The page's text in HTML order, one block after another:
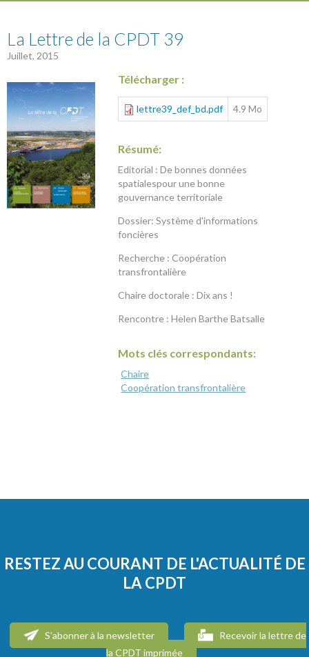
La Lettre de la CPDT 39
Juillet, 2015
Télécharger :
lettre39_def_bd.pdf 4.9 Mo
Résumé:
Editorial : De bonnes données
spatialespour une bonne
gouvernance territoriale
Dossier: Système d'informations
foncières
Recherche : Coopération
transfrontalière
Chaire doctorale : Dix ans !
Rencontre : Helen Barthe Batsalle
Mots clés correspondants:
Chaire
Coopération transfrontalière
RESTEZ AU COURANT DE L'ACTUALITÉ DE
LA CPDT
S'abonner à la newsletter
Recevoir la lettre de
la CPDT imprimée